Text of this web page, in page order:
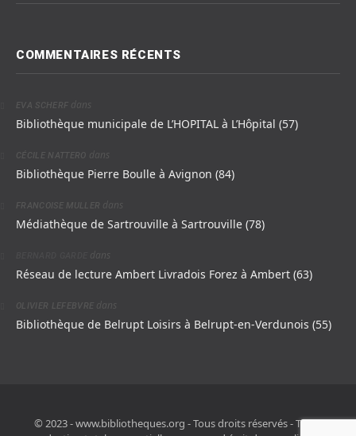
COMMENTAIRES RÉCENTS
EVA SCHERF dans
Bibliothèque municipale de L’HOPITAL à L’Hôpital (57)
CÉCILE NATTERO dans
Bibliothèque Pierre Boulle à Avignon (84)
FRANCOISE MULLER dans
Médiathèque de Sartrouville à Sartrouville (78)
dans
Réseau de lecture Ambert Livradois Forez à Ambert (63)
OLIVIER LEFEBVRE dans
Bibliothèque de Belrupt Loisirs à Belrupt-en-Verdunois (55)
© 2023 - www.bibliotheques.org - Tous droits réservés - Toute